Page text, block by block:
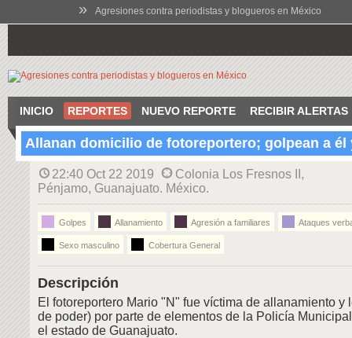
» Agresiones contra periodistas y blogueros en México
INICIO REPORTES NUEVO REPORTE RECIBIR ALERTAS
Allanan domicilio de fotoreportero; golpean a él
22:40 Oct 22 2019
Colonia Los Fresnos II,
Pénjamo, Guanajuato. México.
Golpes Allanamiento Agresión a familiares Ataques
Sexo masculino Cobertura General
Descripción
El fotoreportero Mario "N" fue víctima de allanamiento y
de poder) por parte de elementos de la Policía
el estado de Guanajuato.